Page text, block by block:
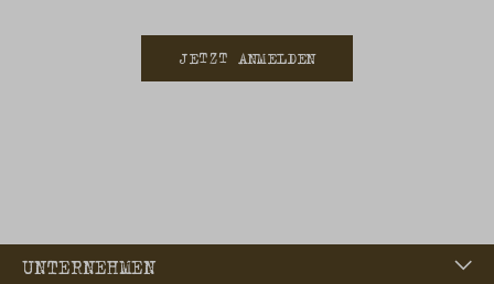
JETZT ANMELDEN
UNTERNEHMEN